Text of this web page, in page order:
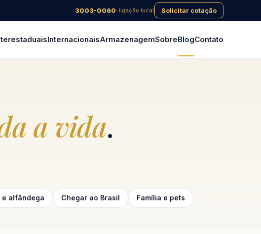
3003-0060· ligação local Solicitar cotação
InternacionaisArmazenagemSobreBlogContato
a vida.
e alfândega Chegar ao Brasil Família e pets